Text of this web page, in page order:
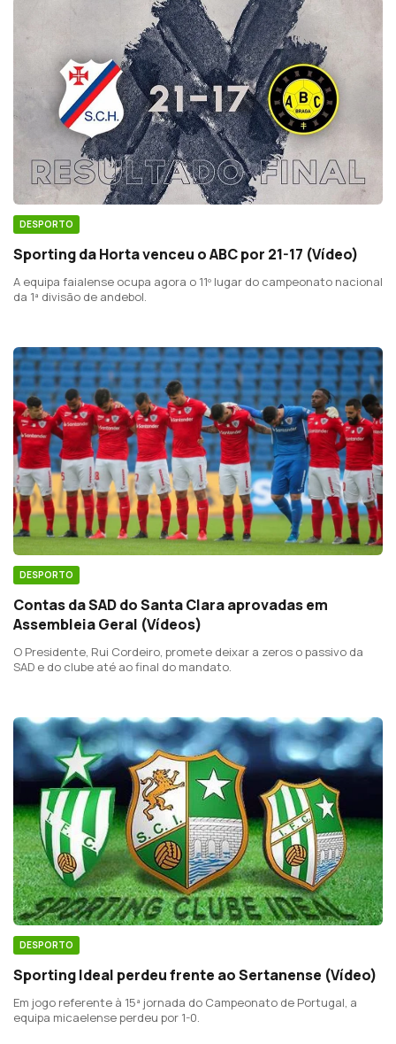
DESPORTO
Sporting da Horta venceu o ABC por 21-17 (Vídeo)
A equipa faialense ocupa agora o 11º lugar do campeonato nacional
da 1ª divisão de andebol.
DESPORTO
Contas da SAD do Santa Clara aprovadas em
Assembleia Geral (Vídeos)
O Presidente, Rui Cordeiro, promete deixar a zeros o passivo da
SAD e do clube até ao final do mandato.
DESPORTO
Sporting Ideal perdeu frente ao Sertanense (Vídeo)
Em jogo referente à 15ª jornada do Campeonato de Portugal, a
equipa micaelense perdeu por 1-0.